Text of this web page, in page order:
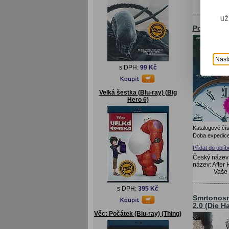
s DPH: 99 Kč
Velká šestka (Blu-ray) (Big
Hero 6)
s DPH: 395 Kč
Věc: Počátek (Blu-ray) (Thing)
Po
Katalogové
Doba
Přidat do
Český
název: After
Vaše
2.0 (Die